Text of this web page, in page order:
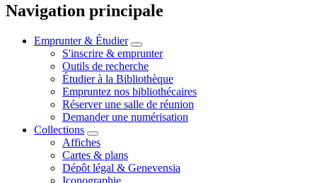
Navigation principale
Emprunter & Étudier
S'inscrire & emprunter
Outils de recherche
Étudier à la Bibliothèque
Empruntez nos bibliothécaires
Réserver une salle de réunion
Demander une numérisation
Collections
Affiches
Cartes & plans
Dépôt légal & Genevensia
Iconographie